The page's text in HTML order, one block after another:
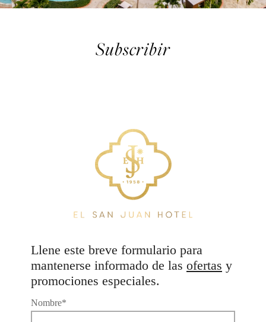
Subscribir